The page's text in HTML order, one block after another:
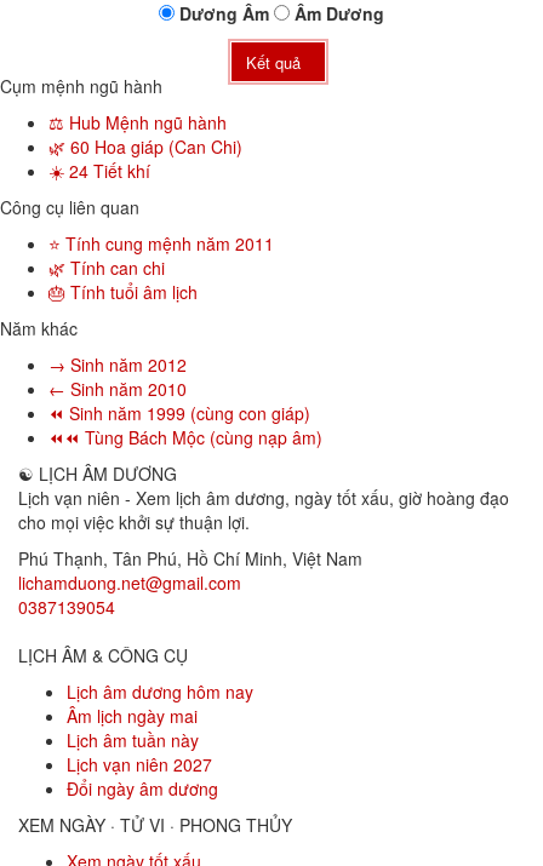
Dương Âm Âm Dương
Kết quả
Cụm mệnh ngũ hành
⚖️ Hub Mệnh ngũ hành
🌿 60 Hoa giáp (Can Chi)
☀️ 24 Tiết khí
Công cụ liên quan
⭐ Tính cung mệnh năm 2011
🌿 Tính can chi
🎂 Tính tuổi âm lịch
Năm khác
→ Sinh năm 2012
← Sinh năm 2010
⏪ Sinh năm 1999 (cùng con giáp)
⏪⏪ Tùng Bách Mộc (cùng nạp âm)
☯ LỊCH ÂM DƯƠNG
Lịch vạn niên - Xem lịch âm dương, ngày tốt xấu, giờ hoàng đạo
cho mọi việc khởi sự thuận lợi.
Phú Thạnh, Tân Phú, Hồ Chí Minh, Việt Nam
lichamduong.net@gmail.com
0387139054
LỊCH ÂM & CÔNG CỤ
Lịch âm dương hôm nay
Âm lịch ngày mai
Lịch âm tuần này
Lịch vạn niên 2027
Đổi ngày âm dương
XEM NGÀY · TỬ VI · PHONG THỦY
Xem ngày tốt xấu